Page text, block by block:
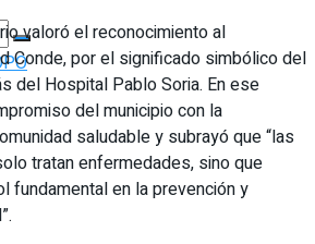
valoró el reconocimiento al
Conde, por el significado simbólico del
del Hospital Pablo Soria. En ese
del municipio con la
saludable y subrayó que “las
tratan enfermedades, sino que
fundamental en la prevención y